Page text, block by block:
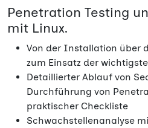
Penetration Testing
mit Linux.
Von der Installation über
zum Einsatz der
Detaillierter Ablauf von
Durchführung von
praktischer Checkliste
Schwachstellenanalyse